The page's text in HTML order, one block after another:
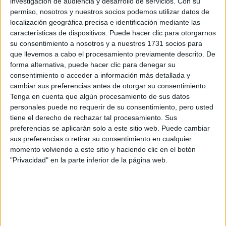
permiso, nosotros y nuestros socios podemos utilizar datos de
localización geográfica precisa e identificación mediante las
características de dispositivos. Puede hacer clic para otorgarnos
su consentimiento a nosotros y a nuestros 1731 socios para
que llevemos a cabo el procesamiento previamente descrito. De
forma alternativa, puede hacer clic para denegar su
consentimiento o acceder a información más detallada y
cambiar sus preferencias antes de otorgar su consentimiento.
Tenga en cuenta que algún procesamiento de sus datos
personales puede no requerir de su consentimiento, pero usted
tiene el derecho de rechazar tal procesamiento. Sus
preferencias se aplicarán solo a este sitio web. Puede cambiar
sus preferencias o retirar su consentimiento en cualquier
momento volviendo a este sitio y haciendo clic en el botón
"Privacidad" en la parte inferior de la página web.
Idioma de
enseñanza:
Castellano
Web de la facultad:
https://www.ufv.es/centro/facultad-de-ci...
Duración:4,0 años
Precio del primer curso:10.600 €
Pídeles información ¡GRATIS!
Nota de corte
No aplica
enseñanza:
Bilingüe
(castellano/
Doble Grado en Periodismo + Publicidad y Relaciones
Universidad CEU San Pablo
Universidad Privada
Web de la facultad:
https://www.uspceu.com/alumnos/facultad-...
Duración:5,0 años
Precio del primer curso:14.230 €
Pídeles información ¡GRATIS!